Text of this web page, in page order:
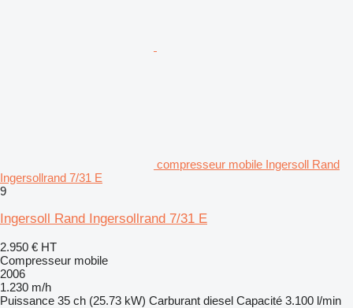
compresseur mobile Ingersoll Rand
Ingersollrand 7/31 E
9
Ingersoll Rand Ingersollrand 7/31 E
2.950 € HT
Compresseur mobile
2006
1.230 m/h
Puissance 35 ch (25.73 kW) Carburant diesel Capacité 3.100 l/min